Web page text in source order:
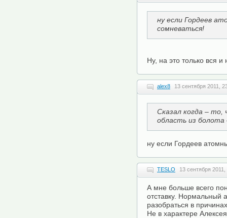
ну если Гордеев
сомневаться!
Ну, на это только вся
alex8 13 сентября 2011,
Сказал когда –
область из болота
ну если Гордеев
TESLO 13 сентября 2011,
А мне больше всего
отставку. Нормальный
разобраться в
Не в характере